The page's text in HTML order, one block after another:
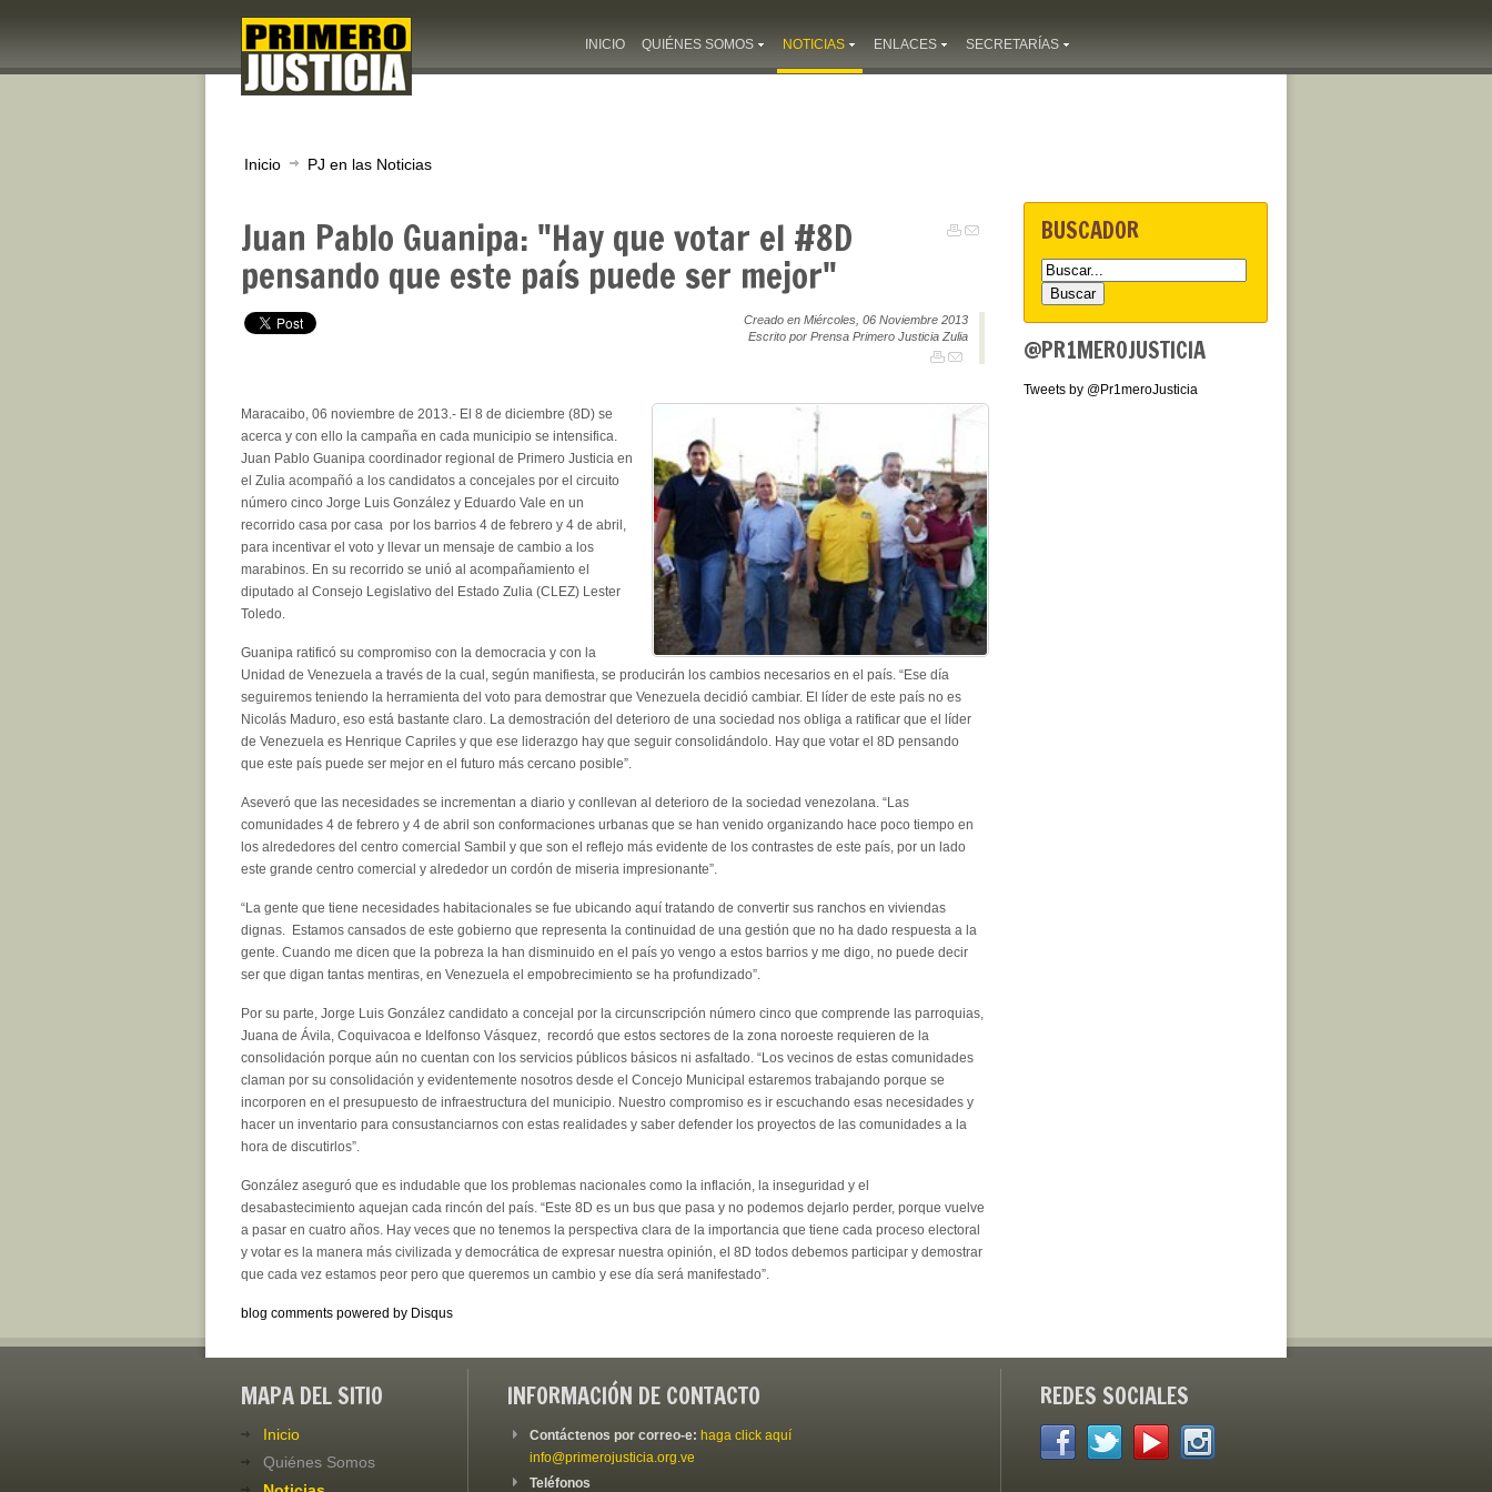
INICIO QUIÉNES SOMOS NOTICIAS ENLACES SECRETARÍAS
Inicio PJ en las Noticias
Juan Pablo Guanipa: "Hay que votar el #8D
pensando que este país puede ser mejor"
Creado en Miércoles, 06 Noviembre 2013
Escrito por Prensa Primero Justicia Zulia
Maracaibo, 06 noviembre de 2013.- El 8 de diciembre (8D) se
acerca y con ello la campaña en cada municipio se intensifica.
Juan Pablo Guanipa coordinador regional de Primero Justicia en
el Zulia acompañó a los candidatos a concejales por el circuito
número cinco Jorge Luis González y Eduardo Vale en un
recorrido casa por casa por los barrios 4 de febrero y 4 de abril,
para incentivar el voto y llevar un mensaje de cambio a los
marabinos. En su recorrido se unió al acompañamiento el
diputado al Consejo Legislativo del Estado Zulia (CLEZ) Lester
Toledo.
Guanipa ratificó su compromiso con la democracia y con la
Unidad de Venezuela a través de la cual, según manifiesta, se producirán los cambios necesarios en el país. “Ese día
seguiremos teniendo la herramienta del voto para demostrar que Venezuela decidió cambiar. El líder de este país no es
Nicolás Maduro, eso está bastante claro. La demostración del deterioro de una sociedad nos obliga a ratificar que el líder
de Venezuela es Henrique Capriles y que ese liderazgo hay que seguir consolidándolo. Hay que votar el 8D pensando
que este país puede ser mejor en el futuro más cercano posible”.
Aseveró que las necesidades se incrementan a diario y conllevan al deterioro de la sociedad venezolana. “Las
comunidades 4 de febrero y 4 de abril son conformaciones urbanas que se han venido organizando hace poco tiempo en
los alrededores del centro comercial Sambil y que son el reflejo más evidente de los contrastes de este país, por un lado
este grande centro comercial y alrededor un cordón de miseria impresionante”.
“La gente que tiene necesidades habitacionales se fue ubicando aquí tratando de convertir sus ranchos en viviendas
dignas. Estamos cansados de este gobierno que representa la continuidad de una gestión que no ha dado respuesta a la
gente. Cuando me dicen que la pobreza la han disminuido en el país yo vengo a estos barrios y me digo, no puede decir
ser que digan tantas mentiras, en Venezuela el empobrecimiento se ha profundizado”.
Por su parte, Jorge Luis González candidato a concejal por la circunscripción número cinco que comprende las parroquias,
Juana de Ávila, Coquivacoa e Idelfonso Vásquez, recordó que estos sectores de la zona noroeste requieren de la
consolidación porque aún no cuentan con los servicios públicos básicos ni asfaltado. “Los vecinos de estas comunidades
claman por su consolidación y evidentemente nosotros desde el Concejo Municipal estaremos trabajando porque se
incorporen en el presupuesto de infraestructura del municipio. Nuestro compromiso es ir escuchando esas necesidades y
hacer un inventario para consustanciarnos con estas realidades y saber defender los proyectos de las comunidades a la
hora de discutirlos”.
González aseguró que es indudable que los problemas nacionales como la inflación, la inseguridad y el
desabastecimiento aquejan cada rincón del país. “Este 8D es un bus que pasa y no podemos dejarlo perder, porque vuelve
a pasar en cuatro años. Hay veces que no tenemos la perspectiva clara de la importancia que tiene cada proceso electoral
y votar es la manera más civilizada y democrática de expresar nuestra opinión, el 8D todos debemos participar y demostrar
que cada vez estamos peor pero que queremos un cambio y ese día será manifestado”.
blog comments powered by Disqus
BUSCADOR
@PR1MEROJUSTICIA
Tweets by @Pr1meroJusticia
MAPA DEL SITIO
Inicio
Quiénes Somos
INFORMACIÓN DE CONTACTO
Contáctenos por correo-e: haga click aquí
info@primerojusticia.org.ve
Teléfonos
REDES SOCIALES